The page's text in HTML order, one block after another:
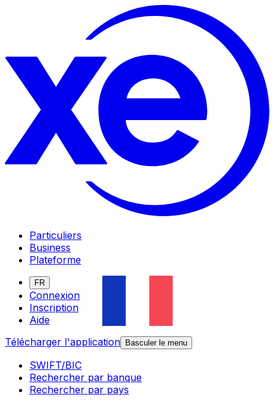
Particuliers
Business
Plateforme
FR
Connexion
Inscription
Aide
Télécharger l'application
Basculer le menu
SWIFT/BIC
Rechercher par banque
Rechercher par pays